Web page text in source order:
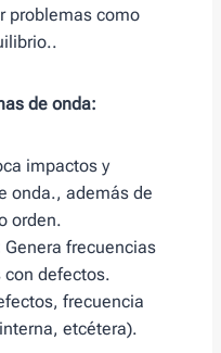
problemas como
de onda:
impactos y
onda., además de
orden.
Genera frecuencias
defectos.
frecuencia
etcétera).